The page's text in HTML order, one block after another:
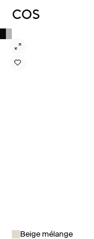
Beige mélange